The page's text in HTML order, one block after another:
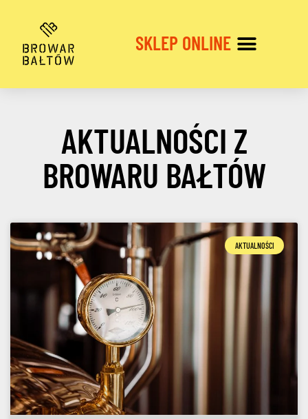
SKLEP ONLINE
AKTUALNOŚCI Z
BROWARU BAŁTÓW
AKTUALNOŚCI